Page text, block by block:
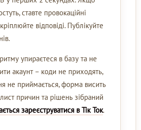
ставте провокаційні
відповіді. Публікуйте
упираєтеся в базу та не
акаунт – коди не приходять,
не приймається, форма висить
причин та рішень зібраний
зареєструватися в Тік Ток.